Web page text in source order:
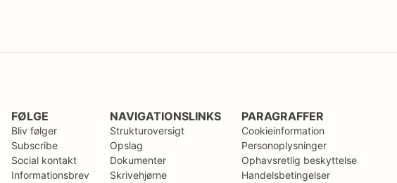
FØLGE
Bliv følger
Subscribe
Social kontakt
Informationsbrev
NAVIGATIONSLINKS
Strukturoversigt
Opslag
Dokumenter
Skrivehjørne
PARAGRAFFER
Cookieinformation
Personoplysninger
Ophavsretlig beskyttelse
Handelsbetingelser